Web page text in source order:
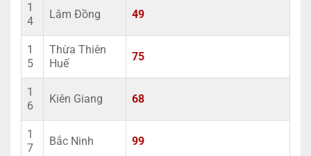
1
4
Lâm Đồng 49
1
5
Thừa Thiên
Huế
75
1
6
Kiên Giang 68
1
7
Bắc Ninh 99